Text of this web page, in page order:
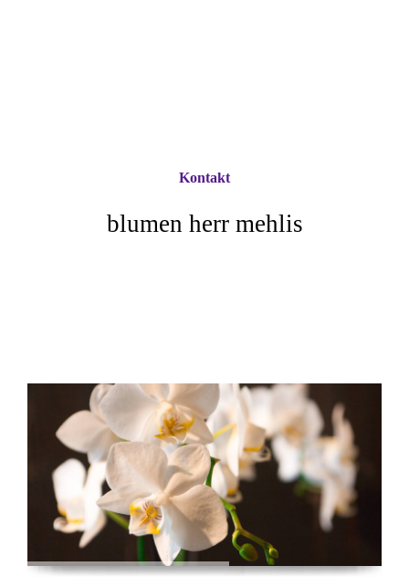
blumen herr mehlis
Kontakt